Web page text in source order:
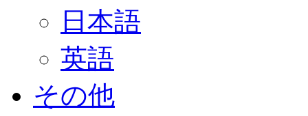
日本語
英語
その他